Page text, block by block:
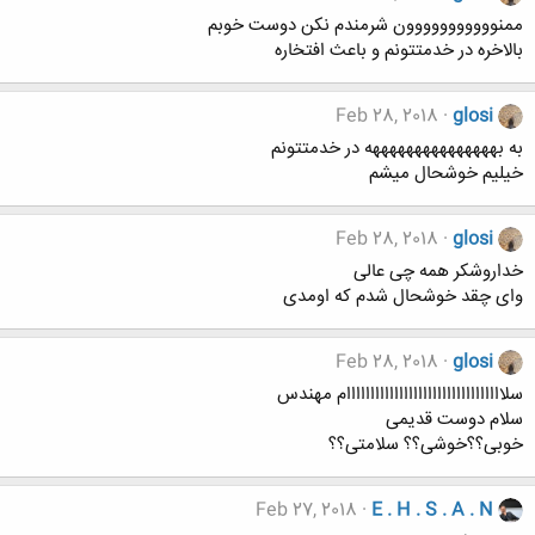
ممنووووووووووون شرمندم نکن دوست خوبم
بالاخره در خدمتتونم و باعث افتخاره
glosi
Feb 28, 2018
به بهههههههههههههههه در خدمتتونم
خیلیم خوشحال میشم
glosi
Feb 28, 2018
خداروشکر همه چی عالی
وای چقد خوشحال شدم که اومدی
glosi
Feb 28, 2018
سلااااااااااااااااااااااااااااااااام مهندس
سلام دوست قدیمی
خوبی؟؟خوشی؟؟ سلامتی؟؟
E . H . S . A . N
Feb 27, 2018